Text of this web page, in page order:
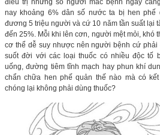
nay khoảng 6% dân số nước ta bị hen phế
đương 5 triệu người và cứ 10 năm tần suất lại
đến 25%. Mỗi khi lên cơn, người mệt mỏi, khó
cơ thể dễ suy nhược nên người bệnh cứ phải
suốt đời với các loại thuốc có nhiều độc tố
uống, đường tiêm tĩnh mạch hay phun khí
chẩn chữa hen phế quản thế nào mà có
chóng lại không phải dùng thuốc?